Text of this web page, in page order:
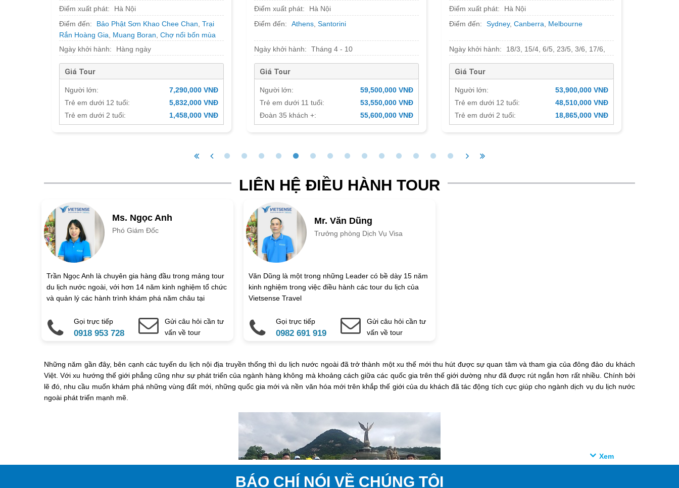
Điểm xuất phát:
Hà Nội
Điểm đến:
Bảo Phật Sơn Khao Chee Chan Trại
Rắn Hoàng Gia
Muang Boran Chợ nổi bốn mùa
Pattaya ,Chùa Phật Vàng Wat Traimit
Praya
Ngày khởi hành: Hàng ngày
Giá Tour
Người lớn:
7,290,000 VNĐ
Trẻ em dưới 12 tuổi:
5,832,000 VNĐ
Trẻ em dưới 2 tuổi:
1,458,000 VNĐ
Điểm xuất phát:
Hà Nội
Điểm đến:
Athens ,Santorini
Ngày khởi hành: Tháng 4 - 10
Giá Tour
Người lớn:
59,500,000 VNĐ
Trẻ em dưới 11 tuổi:
53,550,000 VNĐ
Đoàn 35 khách +:
55,600,000 VNĐ
Điểm xuất phát:
Hà Nội
Điểm đến:
Sydney,Canberra Melbourne
Ngày khởi hành:
18/3, 15/4, 6/5, 23/5, 3/6, 17/6,
Giá Tour
Người lớn:
53,900,000 VNĐ
Trẻ em dưới 12 tuổi:
48,510,000 VNĐ
Trẻ em dưới 2 tuổi:
18,865,000 VNĐ
LIÊN HỆ ĐIỀU HÀNH TOUR
Ms. Ngọc Anh
Phó Giám Đốc
Trần Ngọc Anh là chuyên gia hàng đầu trong mảng tour
du lịch nước ngoài, với hơn 14 năm kinh nghiệm tổ chức
và quản lý các hành trình khám phá năm châu tại
Gọi trực tiếp
0918 953 728
Gửi câu hỏi cần tư
vấn về tour
Mr. Văn Dũng
Trưởng phòng Dịch Vụ Visa
Văn Dũng là một trong những Leader có bề dày 15 năm
kinh nghiệm trong việc điều hành các tour du lịch của
Vietsense Travel
Gọi trực tiếp
0982 691 919
Gửi câu hỏi cần tư
vấn về tour
Những năm gần đây, bên cạnh các tuyến du lịch nội địa truyền thống thì du lịch nước ngoài đã trở thành một xu thế mới thu hút được sự quan tâm và tham gia của đông đảo du khách
Việt. Với xu hướng thế giới phẳng cũng như sự phát triển của ngành hàng không mà khoảng cách giữa các quốc gia trên thế giới dường như đã được rút ngắn hơn rất nhiều. Chính bởi
lẽ đó, nhu cầu muốn khám phá những vùng đất mới, những quốc gia mới và nền văn hóa mới trên khắp thế giới của du khách đã tác động tích cực giúp cho ngành dịch vụ du lịch nước
ngoài phát triển mạnh mẽ.
BÁO CHÍ NÓI VỀ CHÚNG TÔI